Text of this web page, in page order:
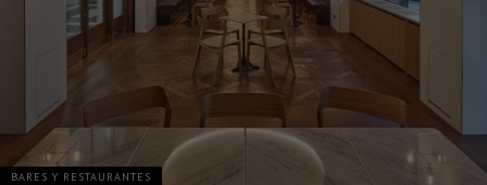
BARES Y RESTAURANTES